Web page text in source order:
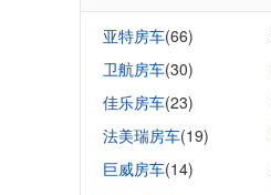
亚特房车(66)
卫航房车(30)
佳乐房车(23)
法美瑞房车(19)
巨威房车(14)